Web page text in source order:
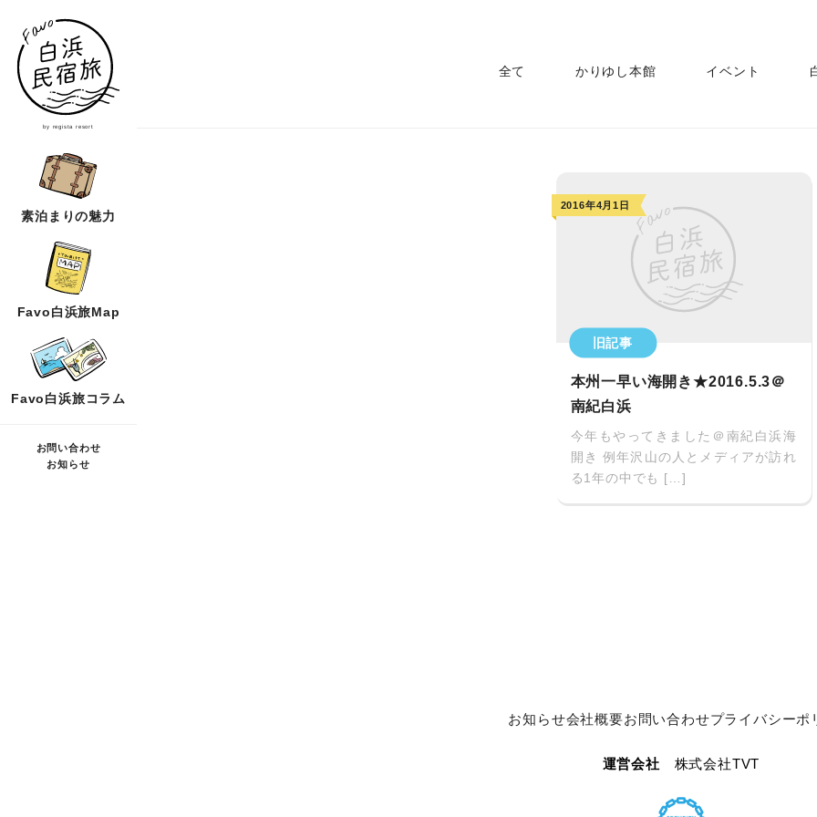
by regista resort
素泊まりの魅力
Favo白浜旅Map
Favo白浜旅コラム
お問い合わせ
お知らせ
全て かりゆし本館 イベント
2016年4月1日
旧記事
本州一早い海開き★2016.5.3＠
南紀白浜
今年もやってきました＠南紀白浜海
開き 例年沢山の人とメディアが訪れ
る1年の中でも […]
お知らせ会社概要お問い合わせプライバシーポ
運営会社 株式会社TVT